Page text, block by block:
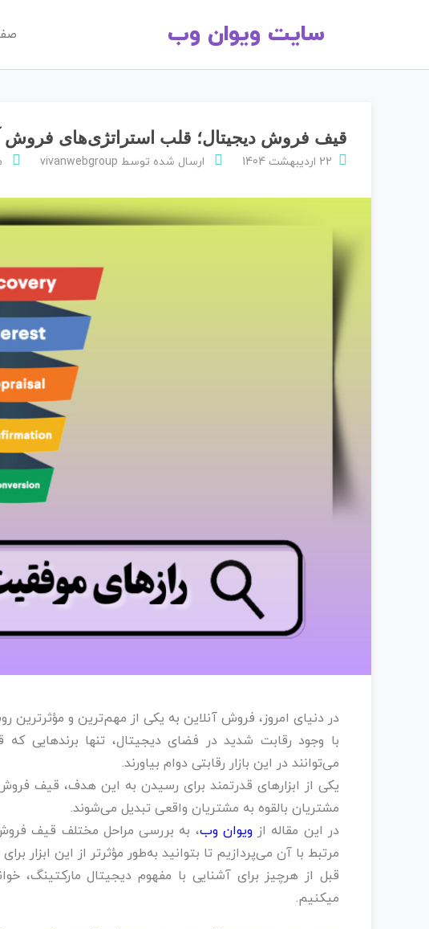
سایت ویوان وب
قیف فروش دیجیتال؛ قلب استراتژی‌های فروش
22 اردیبهشت 1404 ارسال شده توسط vivanwebgroup
در دنیای امروز، فروش آنلاین به یکی از مهم‌ترین و
با وجود رقابت شدید در فضای دیجیتال، تنها برندهایی که
می‌توانند در این بازار رقابتی دوام بیاورند. ‌
یکی از ابزارهای قدرتمند برای رسیدن به این هدف، قیف
مشتریان بالقوه به مشتریان واقعی تبدیل می‌شوند.‌
در این مقاله از ویوان وب، به بررسی مراحل مختلف قیف
مرتبط با آن می‌پردازیم تا بتوانید به‌طور مؤثرتر از این ابزار
قبل از هرچیز برای آشنایی با مفهوم دیجیتال مارکتینگ،
میکنیم.